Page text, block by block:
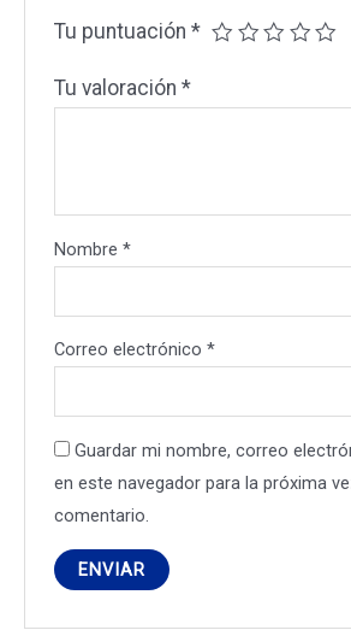
Tu puntuación*
Tu valoración*
Nombre*
Correo electrónico*
Guardar mi nombre, correo
en este navegador para la próxima
comentario.